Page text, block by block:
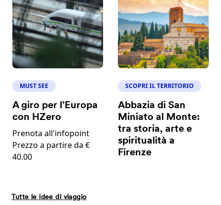
MUST SEE
A giro per l’Europa
con HZero
Prenota all'infopoint
Prezzo a partire da €
40.00
SCOPRI IL TERRITORIO
Abbazia di San
Miniato al Monte:
tra storia, arte e
spiritualità a
Firenze
Tutte le idee di viaggio